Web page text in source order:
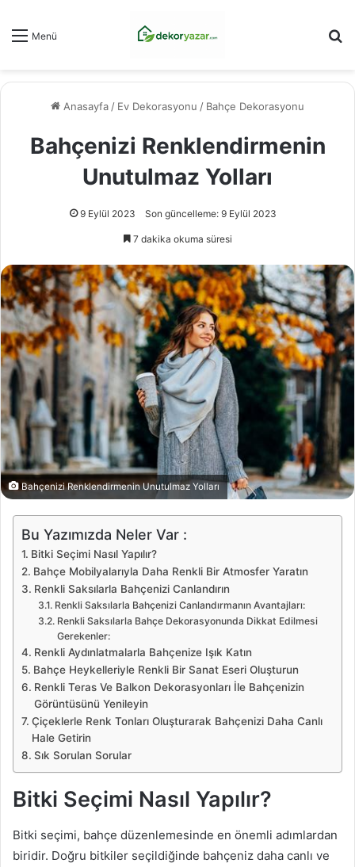
Menü
Anasayfa / Ev Dekorasyonu / Bahçe Dekorasyonu
Bahçenizi Renklendirmenin
Unutulmaz Yolları
9 Eylül 2023 Son güncelleme: 9 Eylül 2023
7 dakika okuma süresi
Bahçenizi Renklendirmenin Unutulmaz Yolları
Bu Yazımızda Neler Var :
Bitki Seçimi Nasıl Yapılır?
Bahçe Mobilyalarıyla Daha Renkli Bir Atmosfer Yaratın
Renkli Saksılarla Bahçenizi Canlandırın
Renkli Saksılarla Bahçenizi Canlandırmanın Avantajları:
Renkli Saksılarla Bahçe Dekorasyonunda Dikkat Edilmesi
Gerekenler:
Renkli Aydınlatmalarla Bahçenize Işık Katın
Bahçe Heykelleriyle Renkli Bir Sanat Eseri Oluşturun
Renkli Teras Ve Balkon Dekorasyonları İle Bahçenizin
Görüntüsünü Yenileyin
Çiçeklerle Renk Tonları Oluşturarak Bahçenizi Daha Canlı
Hale Getirin
Sık Sorulan Sorular
Bitki Seçimi Nasıl Yapılır?
Bitki seçimi, bahçe düzenlemesinde en önemli adımlardan
biridir. Doğru bitkiler seçildiğinde bahçeniz daha canlı ve